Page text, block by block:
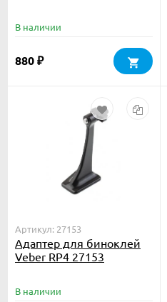
В наличии
880 ₽
Артикул: 27153
Адаптер для биноклей
Veber RP4 27153
В наличии